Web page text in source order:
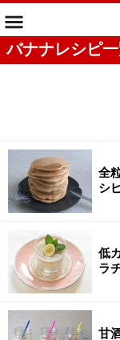
バナナレシピ
全
シ
低
ラ
甘